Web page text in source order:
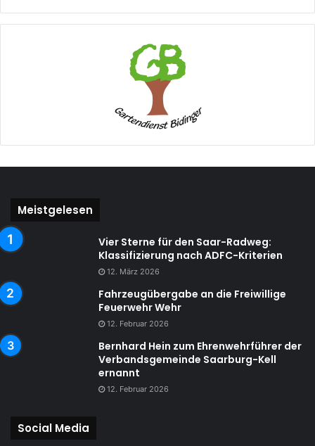
Meistgelesen
Vier Sterne für den Saar-Radweg:
Klassifizierung nach ADFC-Kriterien
12. März 2026
Fahrzeugübergabe an die Freiwillige
Feuerwehr Wehr
12. Februar 2026
Bernhard Hein zum Ehrenwehrführer der
Verbandsgemeinde Saarburg-Kell
ernannt
12. Februar 2026
Social Media